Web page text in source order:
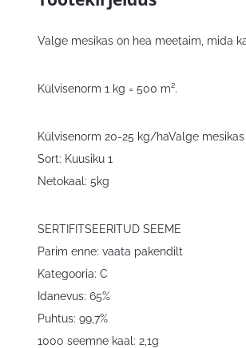
Valge mesikas on hea meetaim, mida
Külvisenorm 1 kg = 500 m².
Külvisenorm 20-25 kg/haValge
Sort: Kuusiku 1
Netokaal: 5kg
SERTIFITSEERITUD SEEME
Parim enne: vaata pakendilt
Kategooria: C
Idanevus: 65%
Puhtus: 99,7%
1000 seemne kaal: 2,1g